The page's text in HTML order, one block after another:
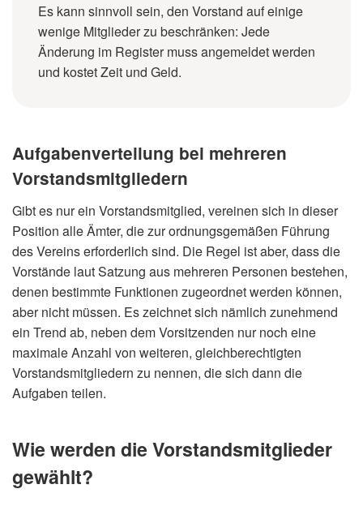
Es kann sinnvoll sein, den Vorstand auf einige
wenige Mitglieder zu beschränken: Jede
Änderung im Register muss angemeldet werden
und kostet Zeit und Geld.
Aufgabenverteilung bei mehreren
Vorstandsmitgliedern
Gibt es nur ein Vorstandsmitglied, vereinen sich in dieser
Position alle Ämter, die zur ordnungsgemäßen Führung
des Vereins erforderlich sind. Die Regel ist aber, dass die
Vorstände laut Satzung aus mehreren Personen bestehen,
denen bestimmte Funktionen zugeordnet werden können,
aber nicht müssen. Es zeichnet sich nämlich zunehmend
ein Trend ab, neben dem Vorsitzenden nur noch eine
maximale Anzahl von weiteren, gleichberechtigten
Vorstandsmitgliedern zu nennen, die sich dann die
Aufgaben teilen.
Wie werden die Vorstandsmitglieder
gewählt?